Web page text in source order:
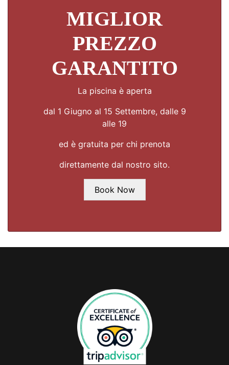
MIGLIOR
PREZZO
GARANTITO
La piscina è aperta
dal 1 Giugno al 15 Settembre, dalle 9
alle 19
ed è gratuita per chi prenota
direttamente dal nostro sito.